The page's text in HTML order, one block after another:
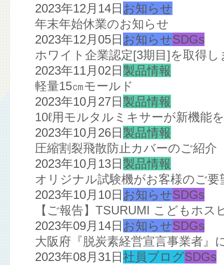
2023年12月14日 お知らせ
年末年始休業のお知らせ
2023年12月05日 お知らせSDGs
ホワイト企業認定[3期目]を取得し
2023年11月02日 製品情報
軽量15㎝モールド
2023年10月27日 製品情報
10ℓ用モルタルミキサーが新機能
2023年10月26日 製品情報
圧縮割裂飛散防止カバーのご紹介
2023年10月13日 製品情報
オリジナル試験機がお客様のご要
2023年10月10日 お知らせSDGs
【ご報告】TSURUMI こどもホ
2023年09月14日 お知らせSDGs
大阪府『脱炭素経営宣言事業者』
2023年08月31日 社員ブログSDGs